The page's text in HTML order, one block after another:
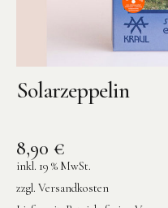
Solarzeppelin
8,90 €
inkl. 19 % MwSt.
zzgl. Versandkosten